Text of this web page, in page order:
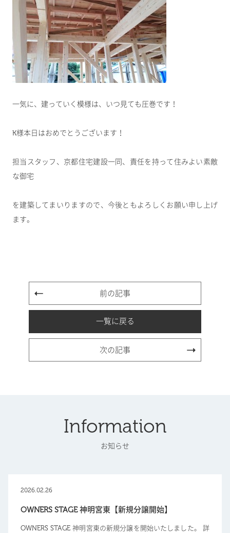
一気に、建っていく模様は、いつ見ても圧巻です！
K様本日はおめでとうございます！
担当スタッフ、京都住宅建設一同、責任を持って住みよい素敵
な御宅
を建築してまいりますので、今後ともよろしくお願い申し上げ
ます。
前の記事
一覧に戻る
次の記事
Information
お知らせ
2026.02.26
OWNERS STAGE 神明宮東【新規分譲開始】
OWNERS STAGE 神明宮東の新規分譲を開始いたしました。 詳